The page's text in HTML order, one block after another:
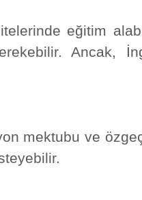
eğitim
Ancak,
mektubu ve